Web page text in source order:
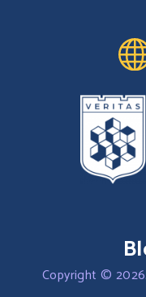
Copyright ©